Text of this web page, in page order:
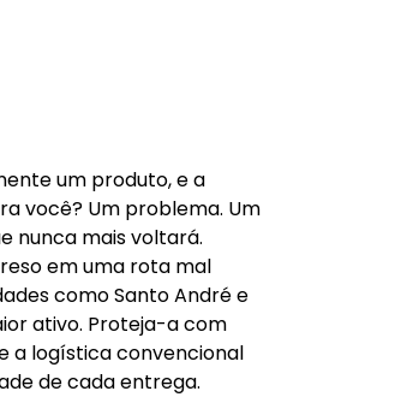
um produto, e a
você? Um problema. Um
nunca mais voltará.
em uma rota mal
como Santo André e
ativo. Proteja-a com
a logística convencional
de cada entrega.